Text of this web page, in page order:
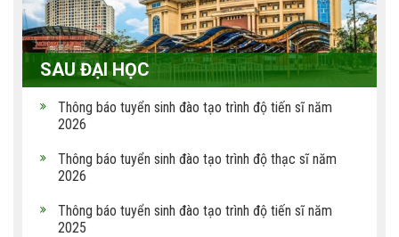
SAU ĐẠI HỌC
Thông báo tuyển sinh đào tạo trình độ tiến sĩ năm
2026
Thông báo tuyển sinh đào tạo trình độ thạc sĩ năm
2026
Thông báo tuyển sinh đào tạo trình độ tiến sĩ năm
2025